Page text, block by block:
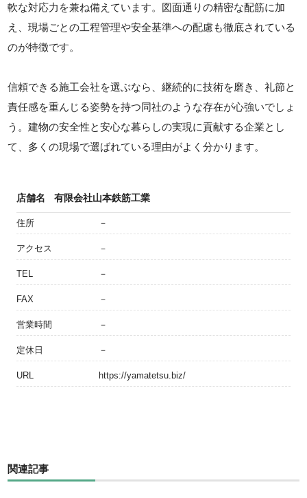
軟な対応力を兼ね備えています。図面通りの精密な配筋に加
え、現場ごとの工程管理や安全基準への配慮も徹底されている
のが特徴です。
信頼できる施工会社を選ぶなら、継続的に技術を磨き、礼節と
責任感を重んじる姿勢を持つ同社のような存在が心強いでしょ
う。建物の安全性と安心な暮らしの実現に貢献する企業とし
て、多くの現場で選ばれている理由がよく分かります。
店舗名 有限会社山本鉄筋工業
住所 －
アクセス －
TEL －
FAX －
営業時間 －
定休日 －
URL https://yamatetsu.biz/
関連記事